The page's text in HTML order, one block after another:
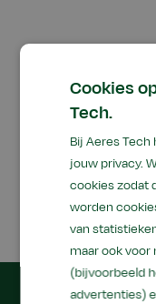
Postbus 32
6710 BA, Ede
Nederland
Cookies
Tech.
Bij Aeres
jouw privacy.
cookies zodat
worden
van
maar ook
(bijvoorbeeld
advertenties)